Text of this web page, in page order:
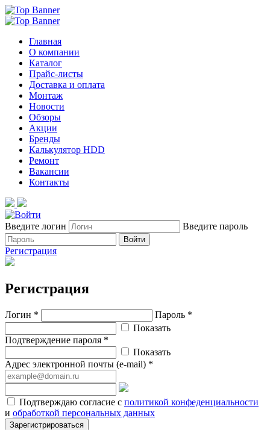
Главная
О компании
Каталог
Прайс-листы
Доставка и оплата
Монтаж
Новости
Обзоры
Акции
Бренды
Калькулятор HDD
Ремонт
Вакансии
Контакты
Введите логин Введите пароль
Войти
Регистрация
Регистрация
Логин *
Пароль *
Показать
Подтверждение пароля *
Показать
Адрес электронной почты (e-mail) *
Подтверждаю согласие с политикой конфеденциальности
и обработкой персональных данных
Зарегистрироваться